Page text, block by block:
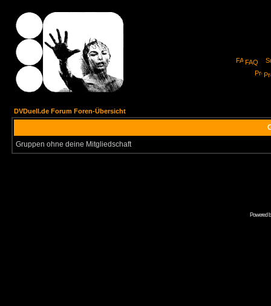
FAQ
DVDuell.de Forum Foren-Übersicht
Gruppen ohne deine Mitgliedschaft
Powered